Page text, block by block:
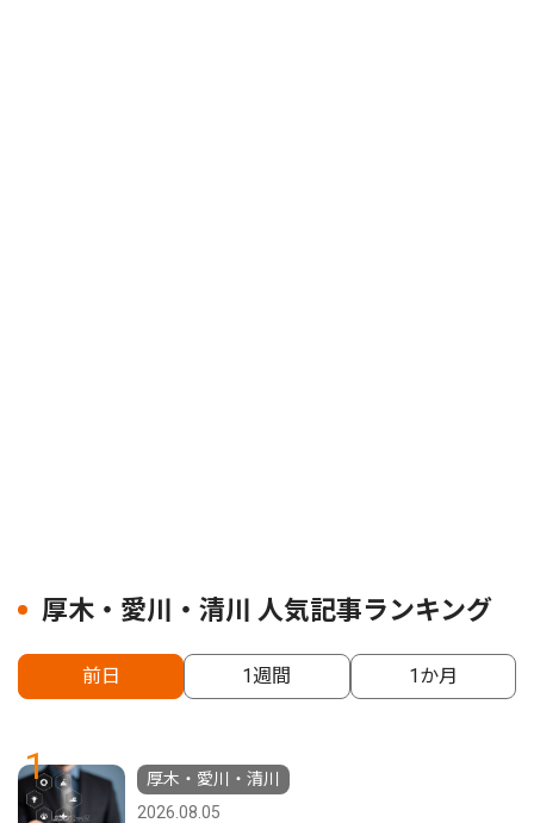
厚木・愛川・清川 人気記事ランキング
前日 1週間 1か月
1
厚木・愛川・清川
2026.08.05